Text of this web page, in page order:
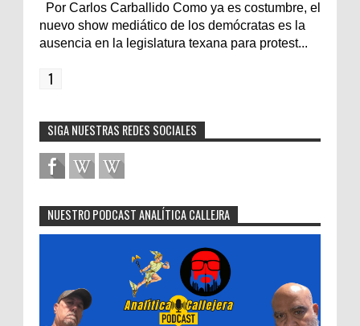
Por Carlos Carballido Como ya es costumbre, el
nuevo show mediático de los demócratas es la
ausencia en la legislatura texana para protest...
1
SIGA NUESTRAS REDES SOCIALES
NUESTRO PODCAST ANALÍTICA CALLEJRA